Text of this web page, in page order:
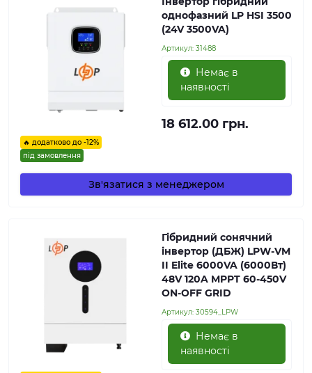
🔥 додатково до -12%
під замовлення
однофазний LP HSI 3500
(24V 3500VA)
Артикул: 31488
Немає в
наявності
18 612.00 грн.
Зв'язатися з менеджером
Гібридний сонячний
інвертор (ДБЖ) LPW-VM
II Elite 6000VA (6000Вт)
48V 120A MPPT 60-450V
ON-OFF GRID
Артикул: 30594_LPW
Немає в
наявності